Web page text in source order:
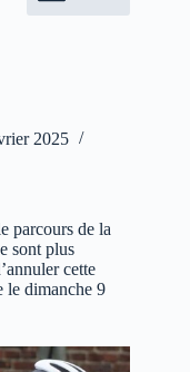
2025
parcours de la
sont plus
cette
le dimanche 9